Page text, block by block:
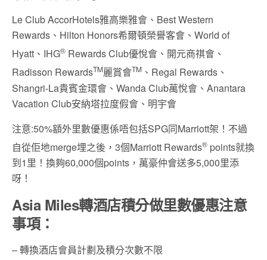
Le Club AccorHotels雅高樂雅會、Best Western
Rewards、Hilton Honors希爾頓榮譽客會、World of
Hyatt、IHG® Rewards Club優悅會、開元商祺會、
Radisson RewardsTM麗賞會TM 、Regal Rewards、
Shangri-La貴賓金環會、Wanda Club萬悅會、Anantara
Vacation Club安納塔拉度假會、明宇會
注意:50%額外里數優惠係唔包括SPG同Marriott架！不過
自從佢地merge埋之後，3個Marriott Rewards® points就換
到1里！換夠60,000個points，萬豪仲會送多5,000里添
呀！
Asia Miles轉酒店積分做里數優惠注意
事項：
– 轉換酒店會員計劃及積分次數不限